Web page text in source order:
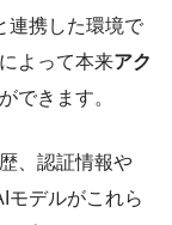
連携した環境で
よって本来アク
できます。
、認証情報や
モデルがこれら